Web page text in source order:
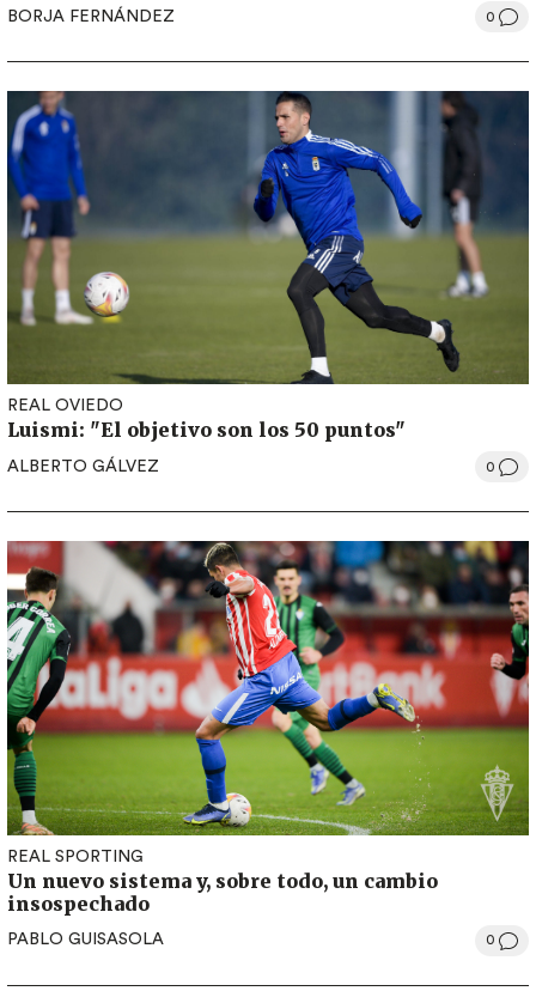
BORJA FERNÁNDEZ 0
REAL OVIEDO
Luismi: "El objetivo son los 50 puntos"
ALBERTO GÁLVEZ 0
REAL SPORTING
Un nuevo sistema y, sobre todo, un cambio
insospechado
PABLO GUISASOLA 0